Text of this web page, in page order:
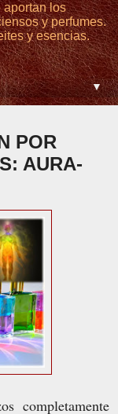
aportan los
y perfumes.
y esencias.
▼
POR
AURA-
completamente